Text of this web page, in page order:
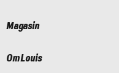
Magasin
Om Louis